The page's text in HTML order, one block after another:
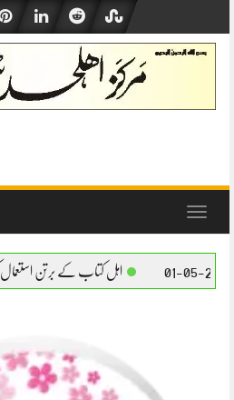
content
Toggle
کتاب کے برتن استعمال کرنے کا بیان – مولانا ابو بکر